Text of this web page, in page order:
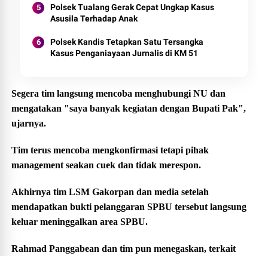
Polsek Tualang Gerak Cepat Ungkap Kasus
Asusila Terhadap Anak
Polsek Kandis Tetapkan Satu Tersangka
Kasus Penganiayaan Jurnalis di KM 51
Segera tim langsung mencoba menghubungi NU dan
mengatakan "saya banyak kegiatan dengan Bupati Pak",
ujarnya.
Tim terus mencoba mengkonfirmasi tetapi pihak
management seakan cuek dan tidak merespon.
Akhirnya tim LSM Gakorpan dan media setelah
mendapatkan bukti pelanggaran SPBU tersebut langsung
keluar meninggalkan area SPBU.
Rahmad Panggabean dan tim pun menegaskan, terkait